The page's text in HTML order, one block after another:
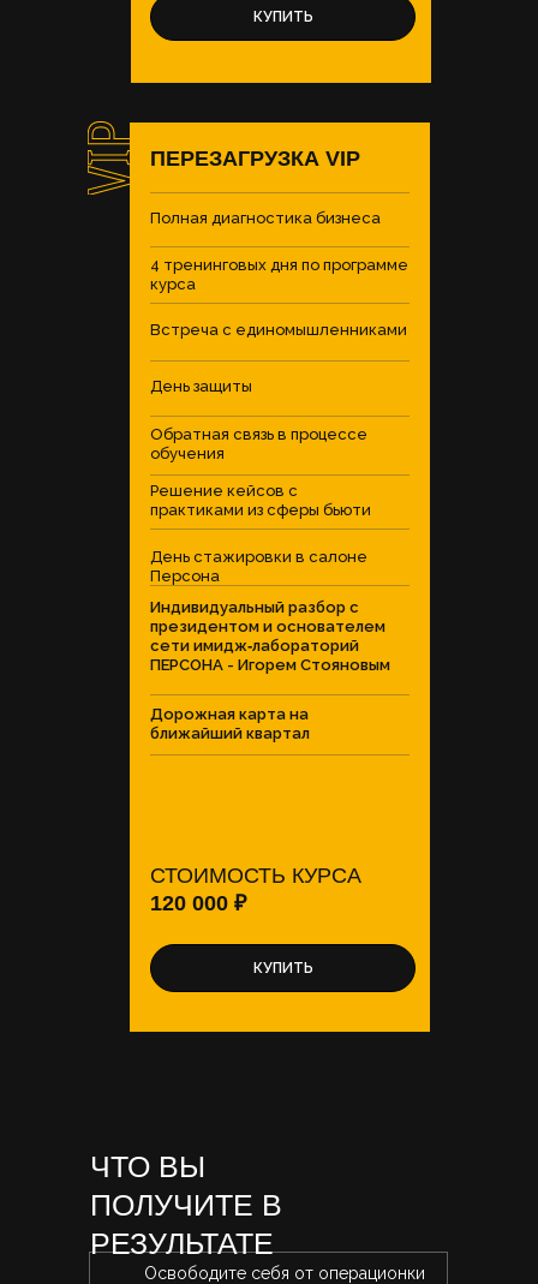
ПЕРЕЗАГРУЗКА VIP
Полная диагностика бизнеса
Встреча с единомышленниками
Обратная связь в процессе
обучения
4 тренинговых дня по программе
курса
День защиты
Решение кейсов с
практиками из сферы бьюти
День стажировки в салоне
Персона
Индивидуальный разбор с
президентом и основателем
сети имидж‑лабораторий
ПЕРСОНА - Игорем Стояновым
Дорожная карта на
ближайший квартал
СТОИМОСТЬ КУРСА
120 000 ₽
КУПИТЬ
КУПИТЬ
Освободите себя от операционки
ЧТО ВЫ
ПОЛУЧИТЕ В
РЕЗУЛЬТАТЕ